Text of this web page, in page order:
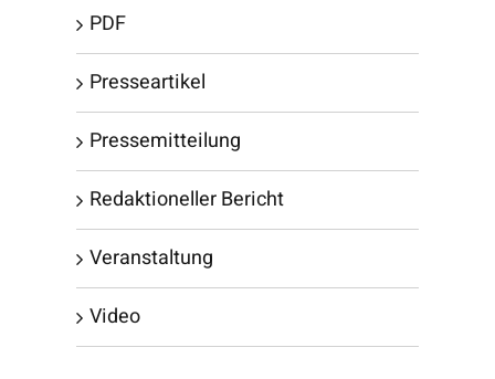
PDF
Presseartikel
Pressemitteilung
Redaktioneller Bericht
Veranstaltung
Video